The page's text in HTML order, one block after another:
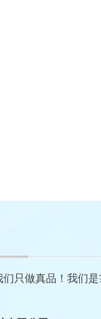
只做真品！我们